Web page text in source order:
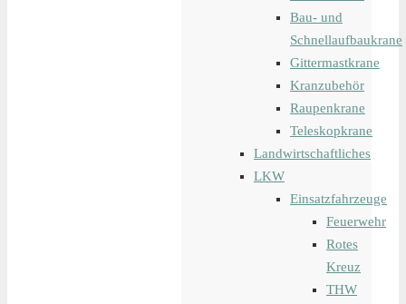
Bau- und
Schnellaufbaukrane
Gittermastkrane
Kranzubehör
Raupenkrane
Teleskopkrane
Landwirtschaftliches
LKW
Einsatzfahrzeuge
Feuerwehr
Rotes
Kreuz
THW